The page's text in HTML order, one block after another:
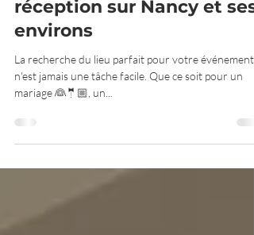
de salles et lieux de
réception sur Nancy et ses
environs
La recherche du lieu parfait pour votre événement
mariage 👰​🤵🏼​, un...